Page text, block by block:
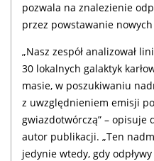
pozwala na znalezienie
przez powstawanie
„Nasz zespół analizował
30 lokalnych galaktyk
masie, w poszukiwaniu
z uwzględnieniem emisji
gwiazdotwórczą” – opisuje
autor publikacji. „Ten
jedynie wtedy, gdy